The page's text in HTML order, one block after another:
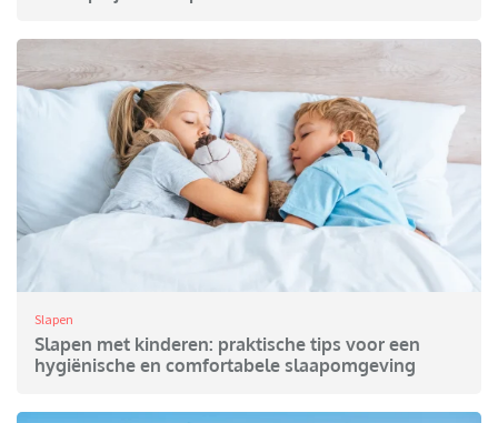
Slapen
Slapen met kinderen: praktische tips voor een
hygiënische en comfortabele slaapomgeving